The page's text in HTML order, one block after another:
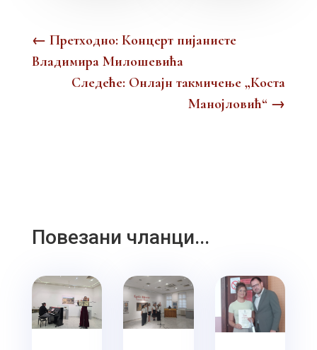
← Претходно: Концерт пијанисте
Владимира Милошевића
Следеће: Онлајн такмичење „Коста
Манојловић“ →
Повезани чланци...